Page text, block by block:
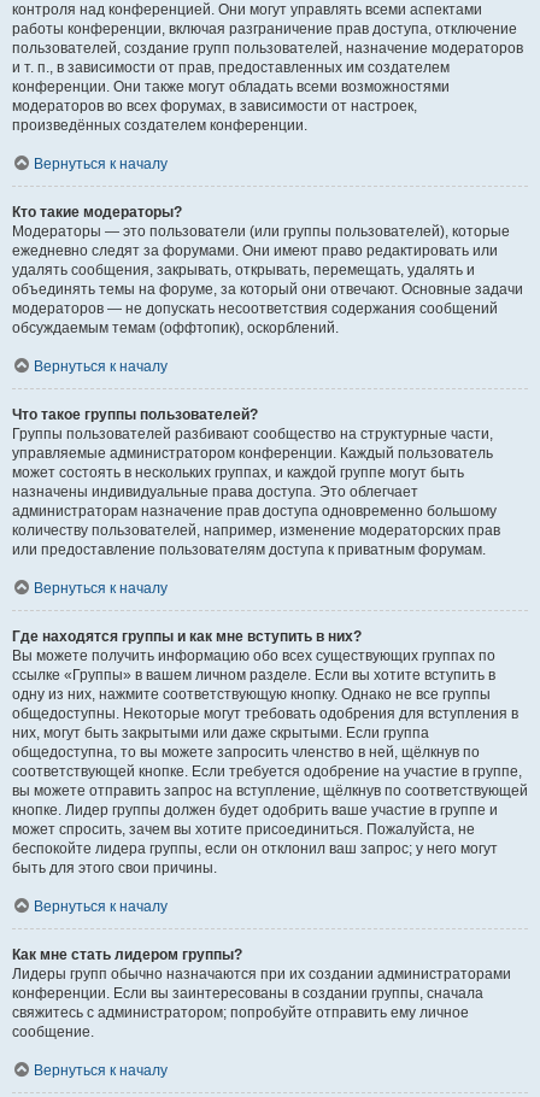
контроля над конференцией. Они могут управлять всеми аспектами
работы конференции, включая разграничение прав доступа, отключение
пользователей, создание групп пользователей, назначение модераторов
и т. п., в зависимости от прав, предоставленных им создателем
конференции. Они также могут обладать всеми возможностями
модераторов во всех форумах, в зависимости от настроек,
произведённых создателем конференции.
Вернуться к началу
Кто такие модераторы?
Модераторы — это пользователи (или группы пользователей), которые
ежедневно следят за форумами. Они имеют право редактировать или
удалять сообщения, закрывать, открывать, перемещать, удалять и
объединять темы на форуме, за который они отвечают. Основные задачи
модераторов — не допускать несоответствия содержания сообщений
обсуждаемым темам (оффтопик), оскорблений.
Вернуться к началу
Что такое группы пользователей?
Группы пользователей разбивают сообщество на структурные части,
управляемые администратором конференции. Каждый пользователь
может состоять в нескольких группах, и каждой группе могут быть
назначены индивидуальные права доступа. Это облегчает
администраторам назначение прав доступа одновременно большому
количеству пользователей, например, изменение модераторских прав
или предоставление пользователям доступа к приватным форумам.
Вернуться к началу
Где находятся группы и как мне вступить в них?
Вы можете получить информацию обо всех существующих группах по
ссылке «Группы» в вашем личном разделе. Если вы хотите вступить в
одну из них, нажмите соответствующую кнопку. Однако не все группы
общедоступны. Некоторые могут требовать одобрения для вступления в
них, могут быть закрытыми или даже скрытыми. Если группа
общедоступна, то вы можете запросить членство в ней, щёлкнув по
соответствующей кнопке. Если требуется одобрение на участие в группе,
вы можете отправить запрос на вступление, щёлкнув по соответствующей
кнопке. Лидер группы должен будет одобрить ваше участие в группе и
может спросить, зачем вы хотите присоединиться. Пожалуйста, не
беспокойте лидера группы, если он отклонил ваш запрос; у него могут
быть для этого свои причины.
Вернуться к началу
Как мне стать лидером группы?
Лидеры групп обычно назначаются при их создании администраторами
конференции. Если вы заинтересованы в создании группы, сначала
свяжитесь с администратором; попробуйте отправить ему личное
сообщение.
Вернуться к началу